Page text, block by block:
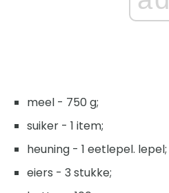
meel - 750 g;
suiker - 1 item;
heuning - 1 eetlepel. lepel;
eiers - 3 stukke;